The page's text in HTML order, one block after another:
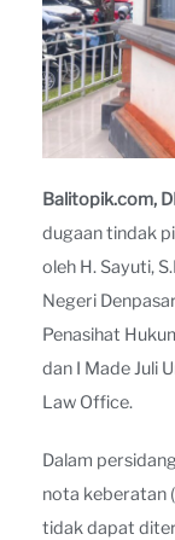
Balitopik.com,
dugaan tindak
oleh H. Sayuti,
Negeri
Penasihat
dan I Made Juli
Law Office.
Dalam
nota keberatan
tidak dapat